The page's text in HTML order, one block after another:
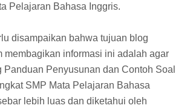
Pelajaran Bahasa Inggris.
disampaikan bahwa tujuan blog
membagikan informasi ini adalah agar
Panduan Penyusunan dan Contoh Soal
SMP Mata Pelajaran Bahasa
lebih luas dan diketahui oleh